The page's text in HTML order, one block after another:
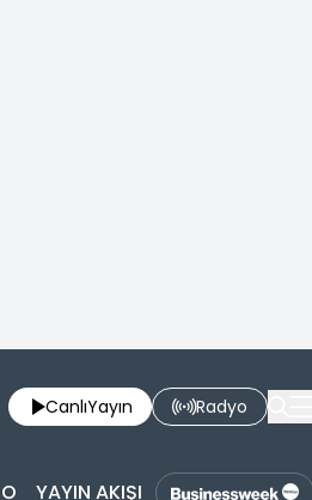
CanlıYayın Radyo
YAYIN AKIŞI